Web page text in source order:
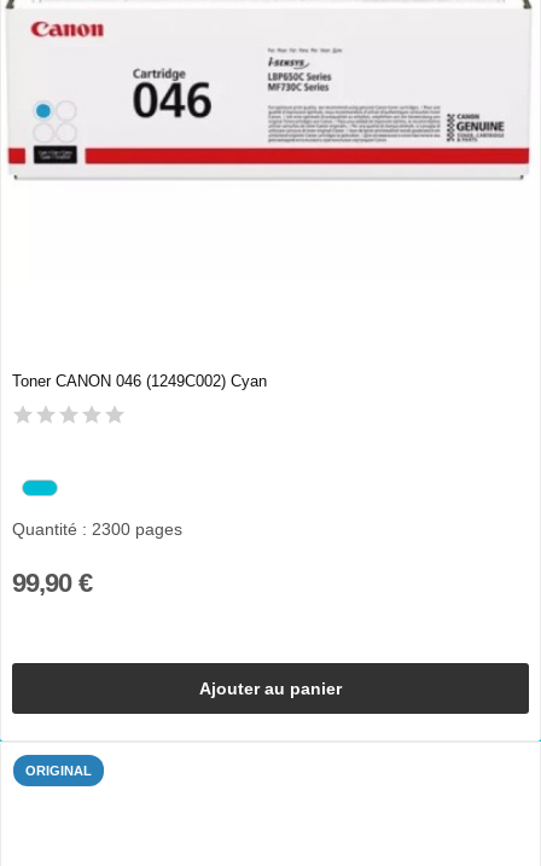
Toner CANON 046 (1249C002) Cyan
Quantité : 2300 pages
99,90 €
Ajouter au panier
ORIGINAL